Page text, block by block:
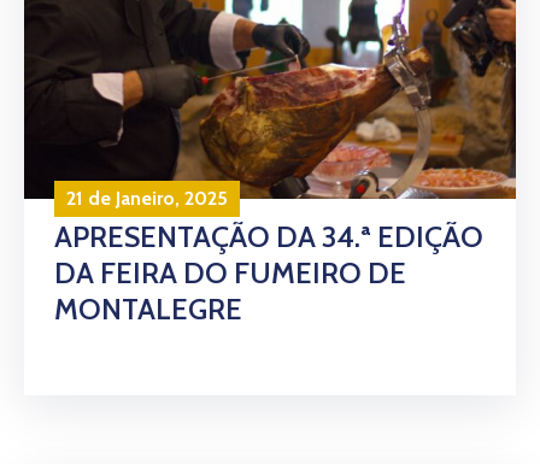
21 de Janeiro, 2025
APRESENTAÇÃO DA 34.ª EDIÇÃO
DA FEIRA DO FUMEIRO DE
MONTALEGRE